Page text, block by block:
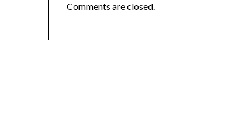
Comments are closed.